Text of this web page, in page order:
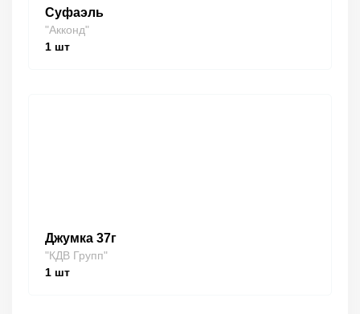
Суфаэль
"Акконд"
1 шт
Джумка 37г
"КДВ Групп"
1 шт